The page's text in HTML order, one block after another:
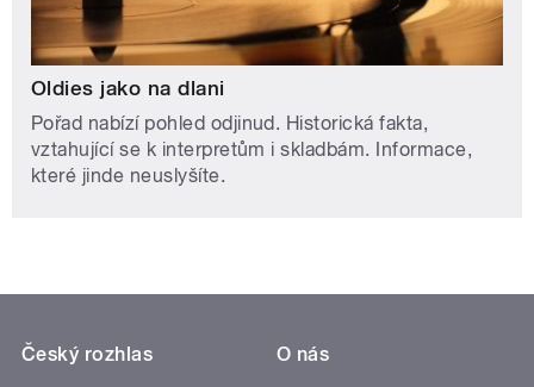
Oldies jako na dlani
Pořad nabízí pohled odjinud. Historická fakta,
vztahující se k interpretům i skladbám. Informace,
které jinde neuslyšíte.
Český rozhlas
O nás